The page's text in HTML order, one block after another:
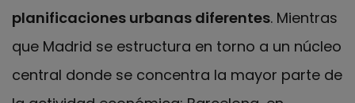
planificaciones urbanas diferentes. Mientras
que Madrid se estructura en torno a un núcleo
central donde se concentra la mayor parte de